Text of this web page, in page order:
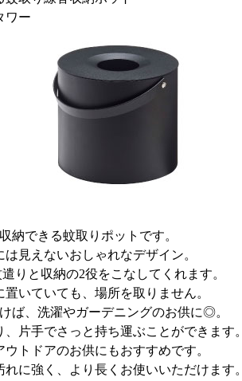
ワー
納できる蚊取りポットです。
見えないおしゃれなデザイン。
りと収納の2役をこなしてくれます。
いていても、場所を取りません。
ば、洗濯やガーデニングのお供に◎。
片手でさっと持ち運ぶことができます。
トドアのお供にもおすすめです。
に強く、より長くお使いいただけます。